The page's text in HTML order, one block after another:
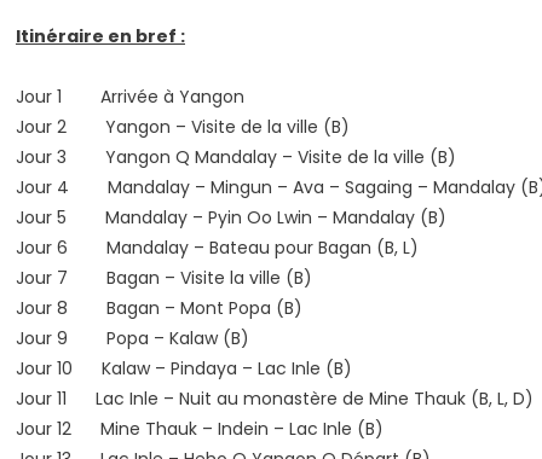
Itinéraire en bref :
Jour 1 Arrivée à Yangon
Jour 2 Yangon – Visite de la ville (B)
Jour 3 Yangon Q Mandalay – Visite de la ville (B)
Jour 4 Mandalay – Mingun – Ava – Sagaing – Mandalay
Jour 5 Mandalay – Pyin Oo Lwin – Mandalay (B)
Jour 6 Mandalay – Bateau pour Bagan (B, L)
Jour 7 Bagan – Visite la ville (B)
Jour 8 Bagan – Mont Popa (B)
Jour 9 Popa – Kalaw (B)
Jour 10 Kalaw – Pindaya – Lac Inle (B)
Jour 11 Lac Inle – Nuit au monastère de Mine Thauk (B, L, D)
Jour 12 Mine Thauk – Indein – Lac Inle (B)